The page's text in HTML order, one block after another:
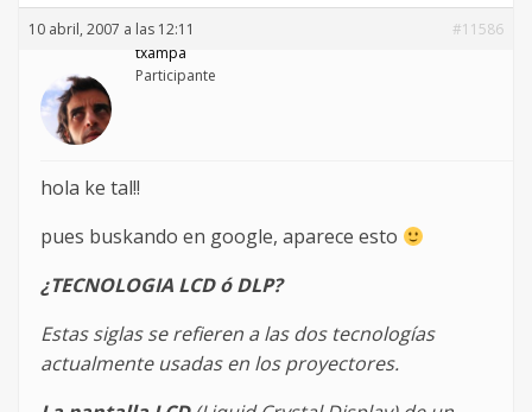
10 abril, 2007 a las 12:11
#11586
txampa
Participante
hola ke tal!!
pues buskando en google, aparece esto
¿TECNOLOGIA LCD ó DLP?
Estas siglas se refieren a las dos tecnologías
actualmente usadas en los proyectores.